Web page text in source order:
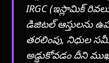
IRGC (ఇస్లామిక్
డిజిటల్ ఆస్తులను
తరలింపు, నిధుల
అడ్డుకోవడం దీని